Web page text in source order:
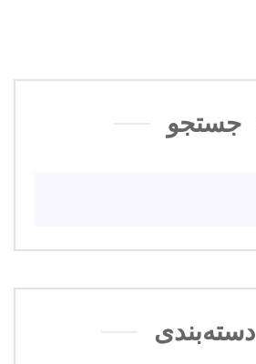
جستجو
دسته‌بندی